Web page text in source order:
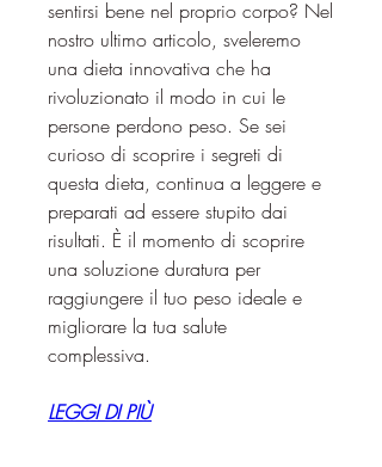
sentirsi bene nel proprio corpo? Nel
nostro ultimo articolo, sveleremo
una dieta innovativa che ha
rivoluzionato il modo in cui le
persone perdono peso. Se sei
curioso di scoprire i segreti di
questa dieta, continua a leggere e
preparati ad essere stupito dai
risultati. È il momento di scoprire
una soluzione duratura per
raggiungere il tuo peso ideale e
migliorare la tua salute
complessiva.
LEGGI DI PIÙ